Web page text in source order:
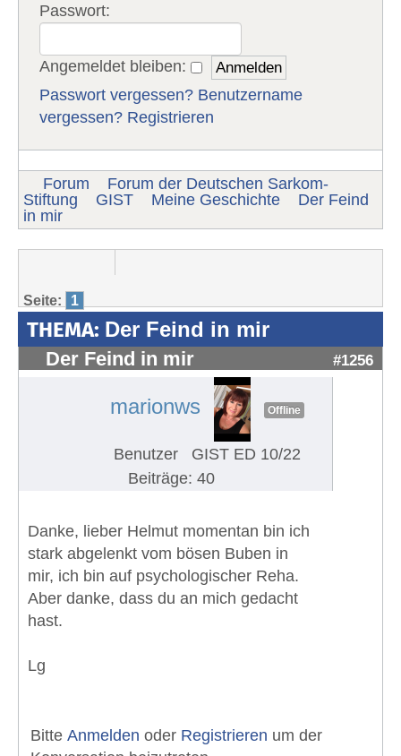
Passwort:
Angemeldet bleiben:
Passwort vergessen? Benutzername
vergessen? Registrieren
Forum
Forum der Deutschen Sarkom-
Stiftung
GIST Meine Geschichte
Der Feind
in mir
Seite: 1
THEMA: Der Feind in mir
Der Feind in mir #1256
marionws Offline
Benutzer
GIST ED 10/22
Beiträge: 40
Danke, lieber Helmut momentan bin ich
stark abgelenkt vom bösen Buben in
mir, ich bin auf psychologischer Reha.
Aber danke, dass du an mich gedacht
hast.
Lg
Bitte Anmelden oder Registrieren um der